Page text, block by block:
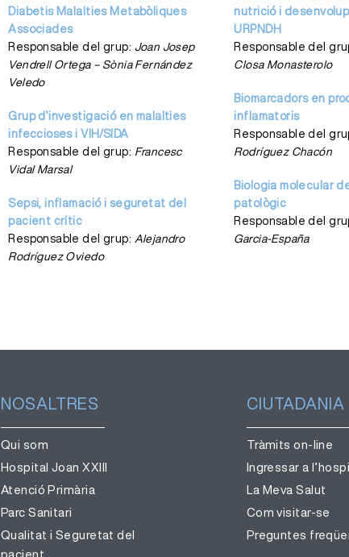
Diabetis Malalties Metabòliques
Associades
Responsable del grup: Joan Josep
Vendrell Ortega – Sònia Fernández
Veledo
Grup d’investigació en malalties
infeccioses i VIH/SIDA
Responsable del grup: Francesc
Vidal Marsal
Sepsi, inflamació i seguretat del
pacient crític
Responsable del grup: Alejandro
Rodríguez Oviedo
nutrició i
URPNDH
Responsable del
Closa Monasterolo
Biomarcadors en
inflamatoris
Responsable del
Rodríguez Chacón
Biologia molecular
patològic
Responsable del
Garcia-España
NOSALTRES
Qui som
Hospital Joan XXIII
Atenció Primària
Parc Sanitari
Qualitat i Seguretat del
pacient
CIUTADANIA
Tràmits on-line
Ingressar a
La Meva Salut
Com visitar-se
Preguntes